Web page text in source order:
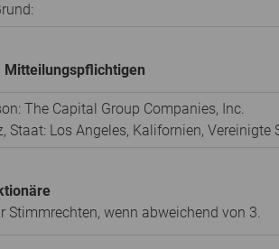
Mitteilungspflichtigen
The Capital Group Companies, Inc.
Staat: Los Angeles, Kalifornien,
Stimmrechten, wenn abweichend von 3.